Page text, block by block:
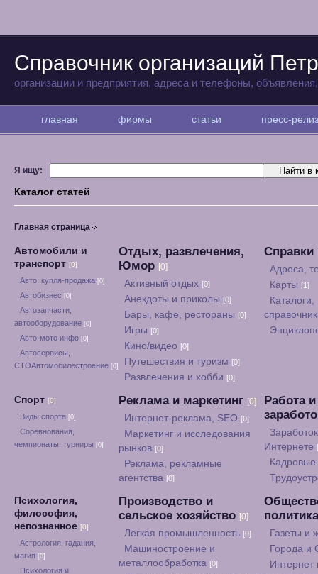
Справочник организаций
организации и предприятия, адреса и телефоны,
главная фирмы статьи пресс-
Я ищу:
Каталог статей
Главная страница
Автомобили и
транспорт [0]
Авто: купля-продажа [0]
Автобизнес [0]
Автозапчасти,
автооборудование [0]
Авто-мото инфо [0]
Автосервисы,
СТОАвтомобилестроение [0]
Отдых, развлечения,
Юмор [0]
Активный отдых [0]
Анекдоты и приколы [0]
Бары, кафе, рестораны [0]
Игры [0]
Кино/видео [0]
Путешествия и туризм [0]
Развлечения и хобби [0]
Справки
Адреса,
Карты [1]
Каталоги,
Спорт [0]
Виды спорта [0]
Соревнования,
чемпионаты, турниры [0]
Реклама и маркетинг [0]
Интернет-реклама, SEO [0]
Маркетинг и исследования
рынков [0]
Реклама, рекламные
агентства [0]
Работа и
Интернете
Кадровые
Психология,
философия,
непознанное [0]
Астрология, гадания,
магия [0]
Психология и
Производство и
сельское хозяйство [0]
Легкая промышленность [0]
Машиностроение и
металлообработка [0]
Газеты и
Города и